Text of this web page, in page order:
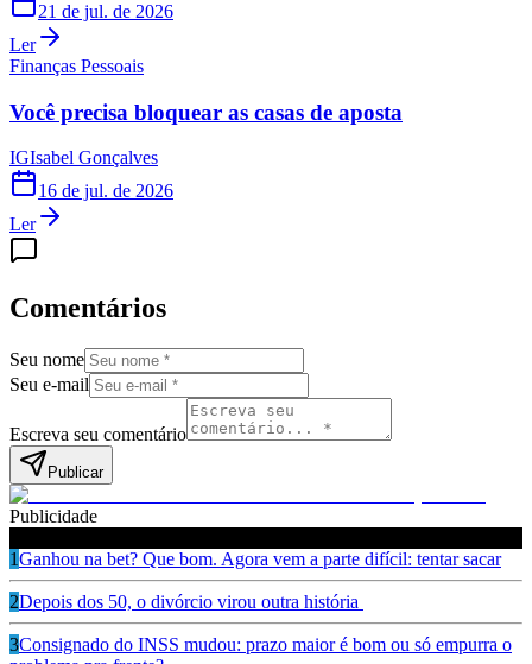
21 de jul. de 2026
Ler
Finanças Pessoais
Você precisa bloquear as casas de aposta
IGIsabel Gonçalves
16 de jul. de 2026
Ler
Comentários
Seu nome
Seu e-mail
Escreva seu comentário
Publicar
Publicidade
1Ganhou na bet? Que bom. Agora vem a parte difícil: tentar sacar
2Depois dos 50, o divórcio virou outra história
3Consignado do INSS mudou: prazo maior é bom ou só empurra o